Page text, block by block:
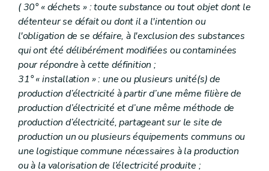
( 30° « déchets » : toute substance ou tout objet dont le
détenteur se défait ou dont il a l'intention ou
l'obligation de se défaire, à l'exclusion des substances
qui ont été délibérément modifiées ou contaminées
pour répondre à cette définition ;
31° « installation » : une ou plusieurs unité(s) de
production d’électricité à partir d’une même filière de
production d’électricité et d’une même méthode de
production d’électricité, partageant sur le site de
production un ou plusieurs équipements communs ou
une logistique commune nécessaires à la production
ou à la valorisation de l’électricité produite ;